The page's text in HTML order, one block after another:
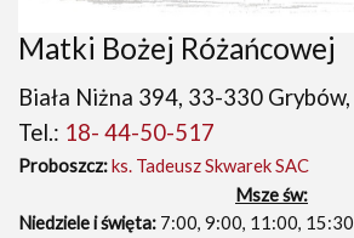
Matki Bożej Różańcowej
Biała Niżna 394, 33-330 Grybów,
Tel.: 18- 44-50-517
Proboszcz:ks. Tadeusz Skwarek SAC
Msze św:
Niedziele i święta: 7:00, 9:00, 11:00, 15:30